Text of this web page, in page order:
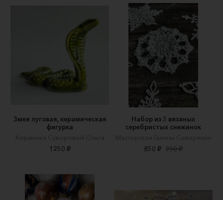
Змея луговая, керамическая
фигурка
Керамика Суворовой Ольга
1250 ₽
Набор из 3 вязаных
серебристых снежинок
Мастерская Галины Северянки
850 ₽ 990 ₽